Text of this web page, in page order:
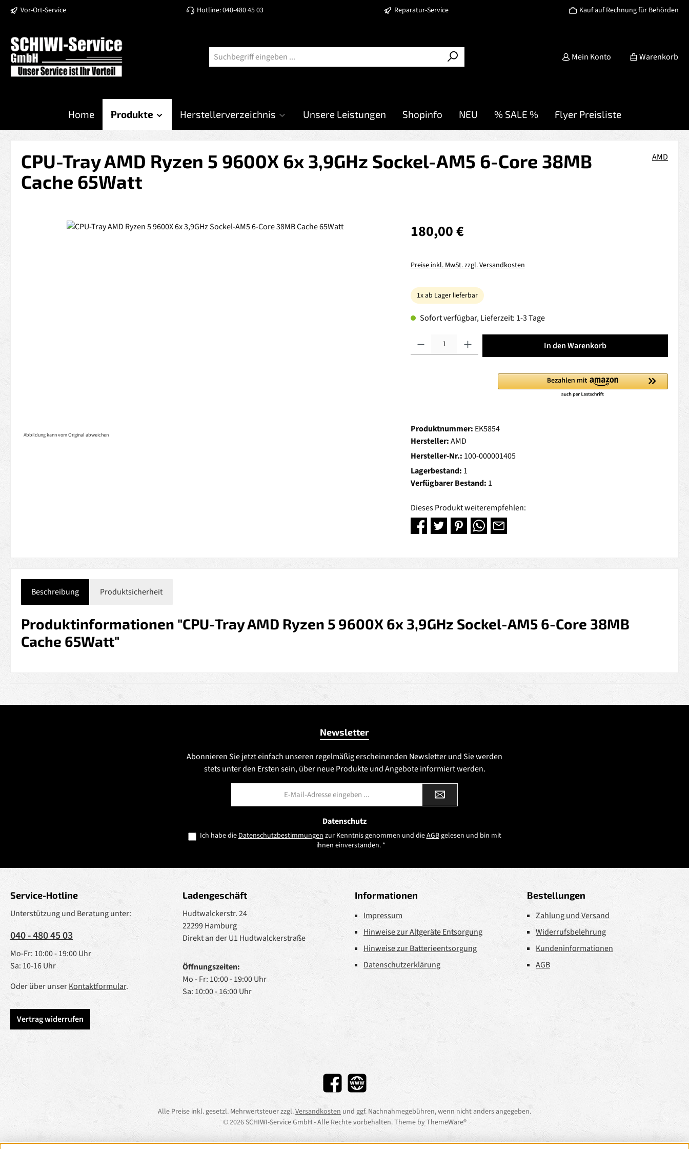
Hauptinhalt springen
Zur Suche springen
Zur Hauptnavigation springen
Vor-Ort-Service Hotline: 040-480 45 03 Reparatur-Service Kauf auf Rechnung für Behörden
Mein Konto Warenkorb
Home Produkte Herstellerverzeichnis Unsere Leistungen Shopinfo NEU % SALE % Flyer Preisliste
CPU-Tray AMD Ryzen 5 9600X 6x 3,9GHz Sockel-AM5 6-Core 38MB
Cache 65Watt
AMD
Bildergalerie überspringen
Abbildung kann vom Original abweichen
Regulärer Preis:
180,00 €
Preise inkl. MwSt. zzgl. Versandkosten
1x ab Lager lieferbar
Sofort verfügbar, Lieferzeit: 1-3 Tage
Produkt Anzahl: Gib den gewünschten Wert ein oder benutze die Schaltflächen um die
In den Warenkorb
Produktnummer: EK5854
Hersteller:AMD
Hersteller-Nr.: 100-000001405
Lagerbestand: 1
Verfügbarer Bestand: 1
Dieses Produkt weiterempfehlen:
Beschreibung Produktsicherheit
Produktinformationen "CPU-Tray AMD Ryzen 5 9600X 6x 3,9GHz Sockel-AM5 6-Core 38MB
Cache 65Watt"
Newsletter
Abonnieren Sie jetzt einfach unseren regelmäßig erscheinenden Newsletter und Sie werden
stets unter den Ersten sein, über neue Produkte und Angebote informiert werden.
Datenschutz
Ich habe dieDatenschutzbestimmungenzur Kenntnis genommen und dieAGBgelesen und bin mit
ihnen einverstanden. *
Service-Hotline
Unterstützung und Beratung unter:
040 - 480 45 03
Mo-Fr: 10:00 - 19:00 Uhr
Sa: 10-16 Uhr
Oder über unserKontaktformular.
Vertrag widerrufen
Ladengeschäft
Hudtwalckerstr. 24
22299 Hamburg
Direkt an der U1 Hudtwalckerstraße
Öffnungszeiten:
Mo - Fr: 10:00 - 19:00 Uhr
Sa: 10:00 - 16:00 Uhr
Informationen
Impressum
Hinweise zur Altgeräte Entsorgung
Hinweise zur Batterieentsorgung
Datenschutzerklärung
Bestellungen
Zahlung und Versand
Widerrufsbelehrung
Kundeninformationen
AGB
FacebookWebsite
Alle Preise inkl. gesetzl. Mehrwertsteuer zzgl.Versandkosten und ggf. Nachnahmegebühren, wenn nicht anders angegeben.
© 2026 SCHIWI-Service GmbH - Alle Rechte vorbehalten. Theme byThemeWare®